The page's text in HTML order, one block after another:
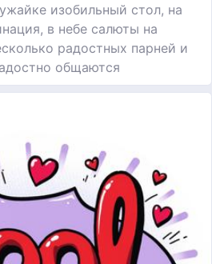
изобильный стол, на
в небе салюты на
радостных парней и
общаются